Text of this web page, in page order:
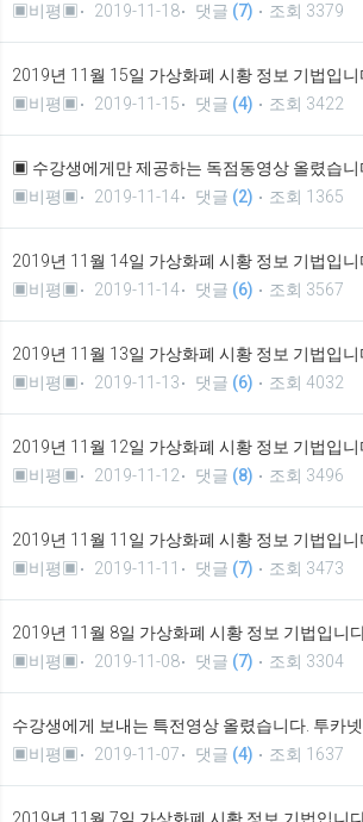
▣비평▣
2019-11-18 댓글 (7) 조회 3379
2019년 11월 15일 가상화폐 시황 정보 기법입니
▣비평▣
2019-11-15 댓글 (4) 조회 3422
▣ 수강생에게만 제공하는 독점동영상 올렸습
▣비평▣
2019-11-14 댓글 (2) 조회 1365
2019년 11월 14일 가상화폐 시황 정보 기법입니
▣비평▣
2019-11-14 댓글 (6) 조회 3567
2019년 11월 13일 가상화폐 시황 정보 기법입니
▣비평▣
2019-11-13 댓글 (6) 조회 4032
2019년 11월 12일 가상화폐 시황 정보 기법입니
▣비평▣
2019-11-12 댓글 (8) 조회 3496
2019년 11월 11일 가상화폐 시황 정보 기법입니
▣비평▣
2019-11-11 댓글 (7) 조회 3473
2019년 11월 8일 가상화폐 시황 정보 기법입니
▣비평▣
2019-11-08 댓글 (7) 조회 3304
수강생에게 보내는 특전영상 올렸습니다. 투카
▣비평▣
2019-11-07 댓글 (4) 조회 1637